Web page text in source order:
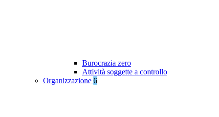
Burocrazia zero
Attività soggette a controllo
Organizzazione 6